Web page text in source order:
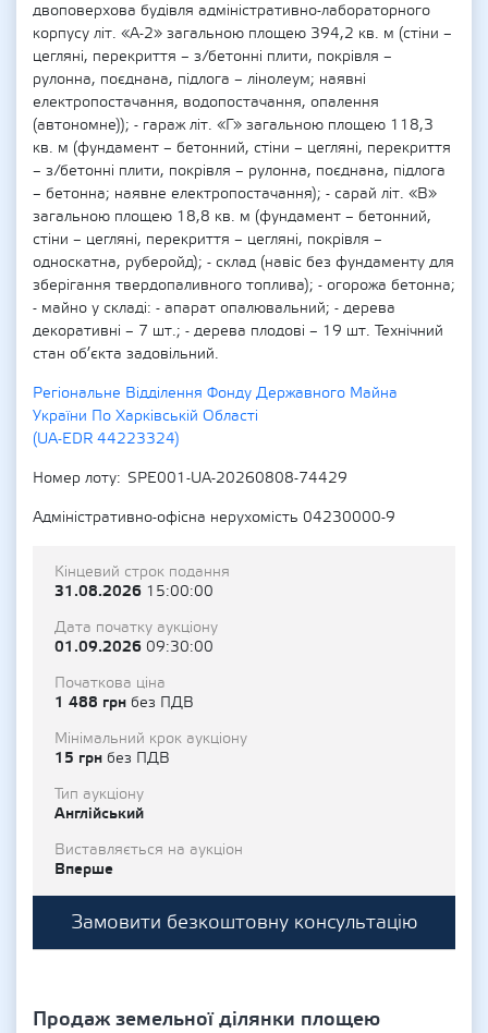
двоповерхова будівля адміністративно-лабораторного
корпусу літ. «А-2» загальною площею 394,2 кв. м (стіни –
цегляні, перекриття – з/бетонні плити, покрівля –
рулонна, поєднана, підлога – лінолеум; наявні
електропостачання, водопостачання, опалення
(автономне)); - гараж літ. «Г» загальною площею 118,3
кв. м (фундамент – бетонний, стіни – цегляні, перекриття
– з/бетонні плити, покрівля – рулонна, поєднана, підлога
– бетонна; наявне електропостачання); - сарай літ. «В»
загальною площею 18,8 кв. м (фундамент – бетонний,
стіни – цегляні, перекриття – цегляні, покрівля –
односкатна, руберойд); - склад (навіс без фундаменту для
зберігання твердопаливного топлива); - огорожа бетонна;
- майно у складі: - апарат опалювальний; - дерева
декоративні – 7 шт.; - дерева плодові – 19 шт. Технічний
стан об’єкта задовільний.
Регіональне Відділення Фонду Державного Майна
України По Харківській Області
(UA-EDR 44223324)
Номер лоту
SPE001-UA-20260808-74429
Адміністративно-офісна нерухомість 04230000-9
Кінцевий строк подання
31.08.2026 15:00:00
Дата початку аукціону
01.09.2026 09:30:00
Початкова ціна
1 488 грн без ПДВ
Мінімальний крок аукціону
15 грн без ПДВ
Тип аукціону
Англійський
Виставляється на аукціон
Вперше
Замовити безкоштовну консультацію
Продаж земельної ділянки площею